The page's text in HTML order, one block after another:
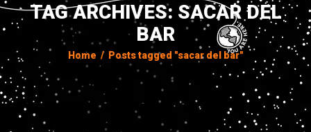
TAG ARCHIVES: SACAR DEL
BAR
Home / Posts tagged "sacar del bar"